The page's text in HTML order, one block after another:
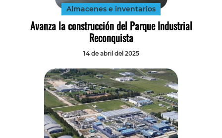
Almacenes e inventarios
Avanza la construcción del Parque Industrial
Reconquista
14 de abril del 2025